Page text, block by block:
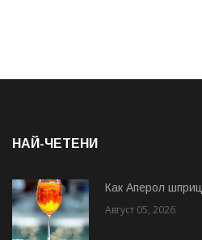
НАЙ-ЧЕТЕНИ
Как Аперол
Август 05, 2026